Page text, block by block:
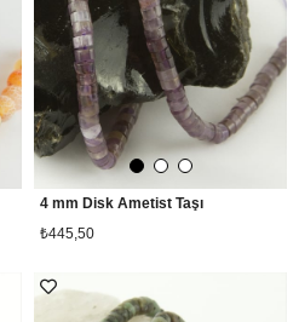
4 mm Disk Ametist Taşı
₺445,50